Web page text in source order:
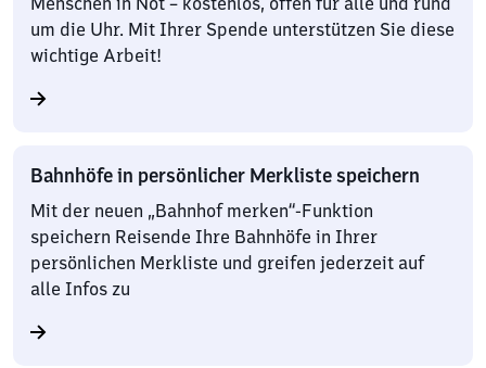
um die Uhr. Mit Ihrer Spende unterstützen Sie diese
wichtige Arbeit!
Bahnhöfe in persönlicher Merkliste speichern
Mit der neuen „Bahnhof merken“-Funktion
speichern Reisende Ihre Bahnhöfe in Ihrer
persönlichen Merkliste und greifen jederzeit auf
alle Infos zu